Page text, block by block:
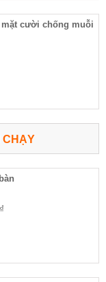
cười chống muỗi